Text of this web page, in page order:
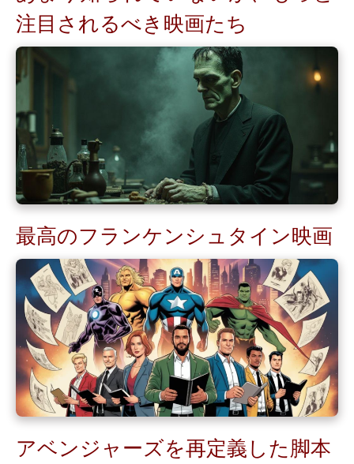
注目されるべき映画たち
最高のフランケンシュタイン映画
アベンジャーズを再定義した脚本